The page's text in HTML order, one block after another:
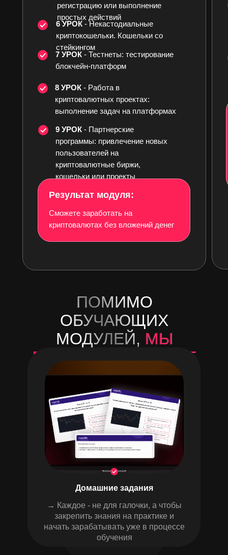
регистрацию или выполнение
простых действий
6 УРОК - Некастодиальные
криптокошельки. Кошельки со
стейкингом
7 УРОК - Тестнеты: тестирование
блокчейн-платформ
8 УРОК - Работа в
криптовалютных проектах:
выполнение задач на платформах
9 УРОК - Партнерские
программы: привлечение новых
пользователей на
криптовалютные биржи,
кошельки или проекты
Результат модуля:
Сможете заработать на
криптовалютах без вложений денег
ПОМИМО
ОБУЧАЮЩИХ
МОДУЛЕЙ, МЫ
ПОДГОТОВИЛИ ЕЩЕ
МНОЖЕСТВО ФИТЧ
→ Каждое - не для галочки, а чтобы
закрепить знания на практике и
начать зарабатывать уже в процессе
обучения
Домашние задания